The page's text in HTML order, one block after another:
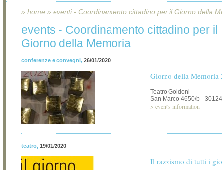
» home » eventi - Coordinamento cittadino per il Giorno della
events - Coordinamento cittadino per il
Giorno della Memoria
conferenze e convegni, 26/01/2020
Giorno della Memoria
Teatro Goldoni
San Marco 4650/b -
> event's information
teatro, 19/01/2020
Il razzismo di tutti i